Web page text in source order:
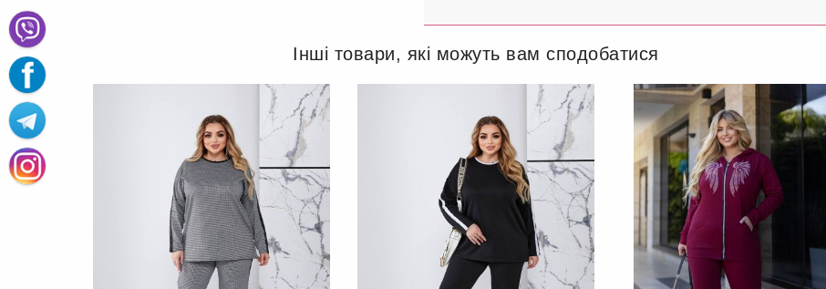
Інші товари, які можуть вам сподобатися